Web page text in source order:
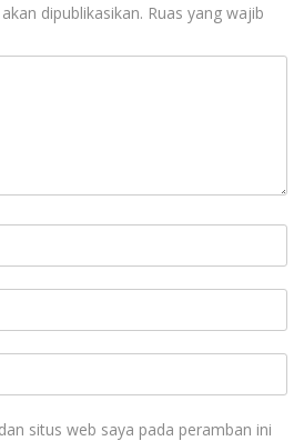
dipublikasikan. Ruas yang wajib
situs web saya pada peramban ini